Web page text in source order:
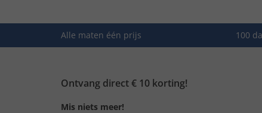
Alle maten één prijs 100
Ontvang direct € 10 korting!
Mis niets meer!